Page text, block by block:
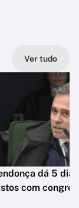
Ver tudo
dá 5
com